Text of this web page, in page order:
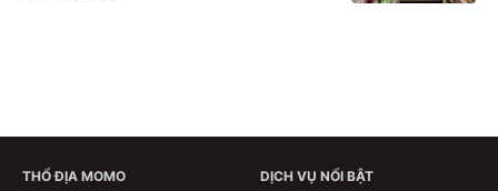
Xem chi tiết
THỔ ĐỊA MOMO DỊCH VỤ NỔI BẬT